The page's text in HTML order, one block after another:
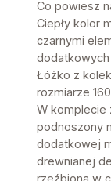
Co powiesz
Ciepły kolor
czarnymi
Łóżko z
rozmiarze
W komplecie
podnoszony
dodatkowej
drewnianej
rzeźbiona w